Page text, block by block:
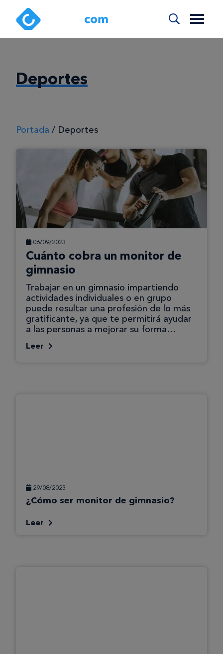
Deportes
Portada / Deportes
06/09/2023
Cuánto cobra un monitor de
gimnasio
Trabajar en un gimnasio impartiendo
actividades individuales o en grupo
puede resultar una profesión de lo más
gratificante, ya que te permitirá ayudar
a las personas a mejorar su forma…
Leer
29/08/2023
¿Cómo ser monitor de gimnasio?
Leer